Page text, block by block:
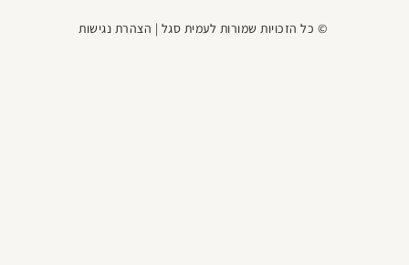
© כל הזכויות שמורות לעמית סגל | הצהרת נגישות